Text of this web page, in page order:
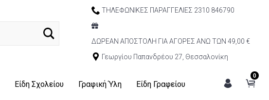
ΤΗΛΕΦΩΝΙΚΕΣ ΠΑΡΑΓΓΕΛΙΕΣ 2310 846790
ΔΩΡΕΑΝ ΑΠΟΣΤΟΛΗ ΓΙΑ ΑΓΟΡΕΣ ΑΝΩ ΤΩΝ 49,00 €
Γεωργίου Παπανδρέου 27, Θεσσαλονίκη
0
Είδη Σχολείου Γραφική Ύλη Είδη Γραφείου